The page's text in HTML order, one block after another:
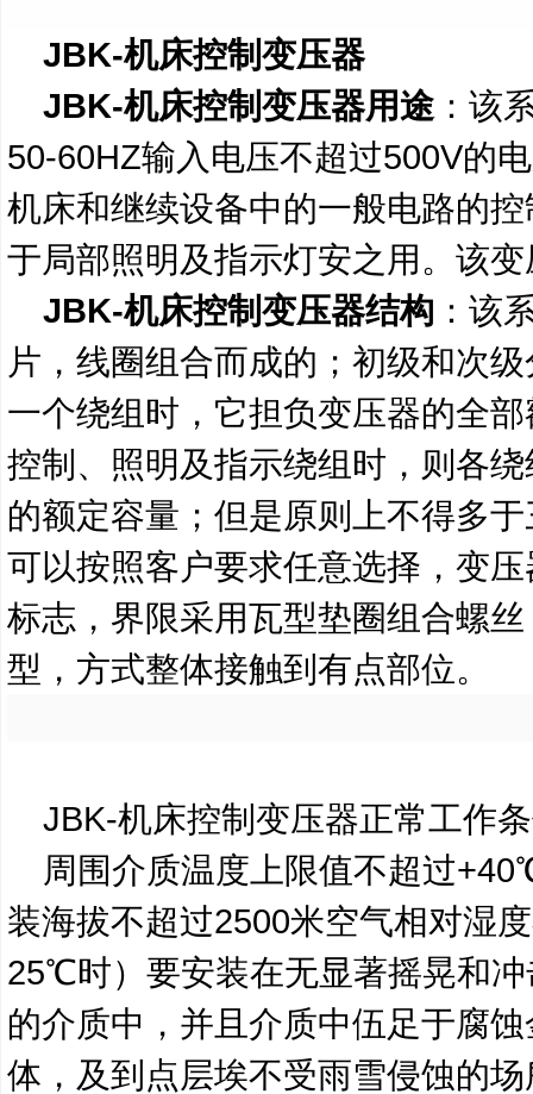
JBK-机床控制变压器
JBK-机床控制变压器用途 ：该
50-60HZ输入电压不超过500V的
机床和继续设备中的一般电路的
于局部照明及指示灯安之用。该
JBK-机床控制变压器结构 ：该
片，线圈组合而成的；初级和次
一个绕组时，它担负变压器的全
控制、照明及指示绕组时，则各
的额定容量；但是原则上不得多
可以按照客户要求任意选择，变
标志，界限采用瓦型垫圈组合螺
型，方式整体接触到有点部位。
JBK-机床控制变压器正常工作
周围介质温度上限值不超过+40
装海拔不超过2500米空气相对湿
25℃时）要安装在无显著摇晃和
的介质中，并且介质中伍足于腐
体，及到点层埃不受雨雪侵蚀的场